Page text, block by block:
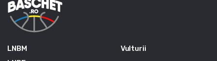
LNBM
Vulturii